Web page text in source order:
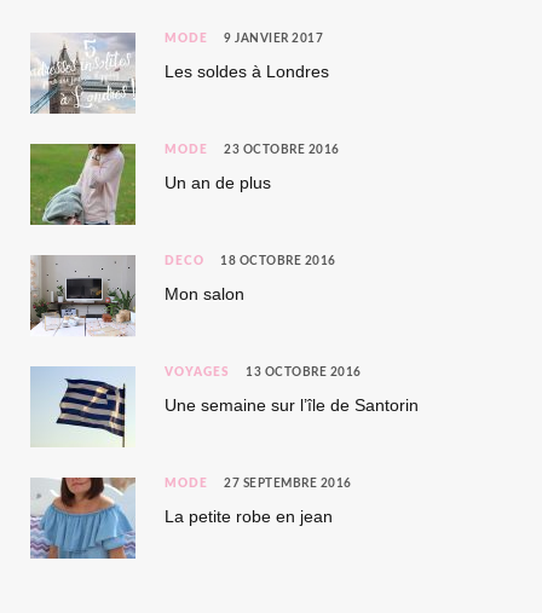
MODE 9 JANVIER 2017
Les soldes à Londres
MODE 23 OCTOBRE 2016
Un an de plus
DÉCO 18 OCTOBRE 2016
Mon salon
VOYAGES 13 OCTOBRE 2016
Une semaine sur l’île de Santorin
MODE 27 SEPTEMBRE 2016
La petite robe en jean